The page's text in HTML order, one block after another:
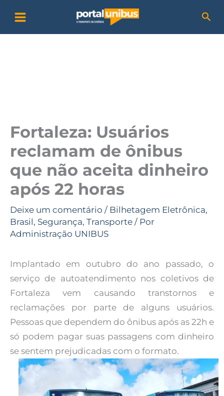
para
o
Fortaleza: Usuários
reclamam de ônibus
que não aceita dinheiro
após 22 horas
Deixe um comentário / Bilhetagem Eletrônica,
Brasil, Segurança, Transporte / Por
Administração UNIBUS
Implantado em outubro do ano passado, o
serviço de autoatendimento nos coletivos de
Fortaleza vem causando transtornos e
reclamações por parte de alguns usuários.
Pessoas que dependem do ônibus após as 22h e
só podem pagar suas passagens com dinheiro
se sentem prejudicadas com o formato.
a